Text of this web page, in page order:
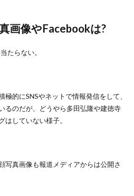
画像やFacebookは?
たらない。
極的にSNSやネットで情報発信をして、
るのだが、どうやら多田弘隆や建徳寺
はしていない様子。
写真画像も報道メディアからは公開さ